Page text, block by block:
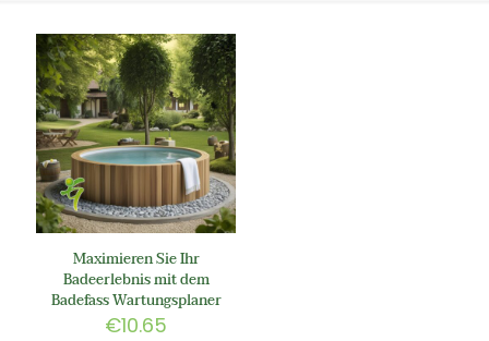
Maximieren Sie Ihr
Badeerlebnis mit dem
Badefass Wartungsplaner
€10.65